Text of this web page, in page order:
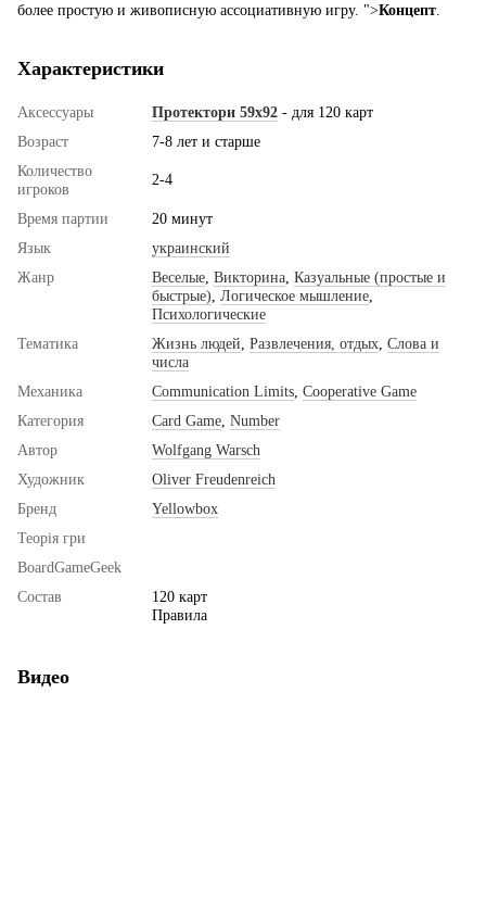
более простую и живописную ассоциативную игру. ">Концепт
Характеристики
Аксессуары Протектори 59x92 - для 120 карт
Возраст
7-8 лет и старше
Количество
игроков
2-4
Время партии
20 минут
Язык
украинский
Жанр
Веселые Викторина Казуальные (простые и
быстрые) Логическое мышление
Психологические
Тематика
Жизнь людей Развлечения, отдых Слова и
числа
Механика
Communication Limits Cooperative Game
Категория
Card Game Number
Автор
Wolfgang Warsch
Художник
Oliver Freudenreich
Бренд
Yellowbox
Теорія гри
BoardGameGeek
Состав
120 карт
Правила
Видео